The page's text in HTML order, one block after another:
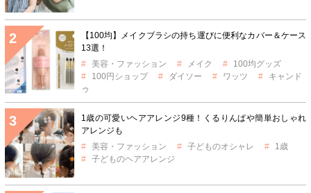
【100均】メイクブラシの持ち運びに便利なカバー＆ケース
13選！
美容・ファッション
メイク
100均グッズ
100円ショップ
ダイソー ワッツ
キャンド
ゥ
1歳の可愛いヘアアレンジ9種！くるりんぱや簡単おしゃれ
アレンジも
美容・ファッション
子どものオシャレ
1歳
子どものヘアアレンジ